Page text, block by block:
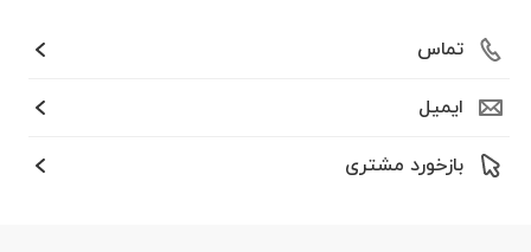
تماس
ایمیل
بازخورد مشتری